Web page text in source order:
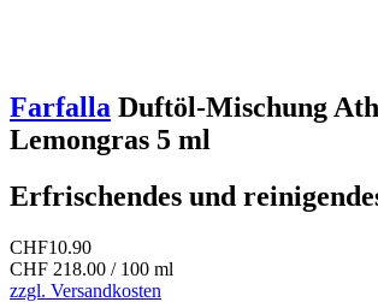
Farfalla Duftöl-Mischung
Lemongras 5 ml
Erfrischendes und
CHF10.90
CHF 218.00 / 100 ml
zzgl. Versandkosten